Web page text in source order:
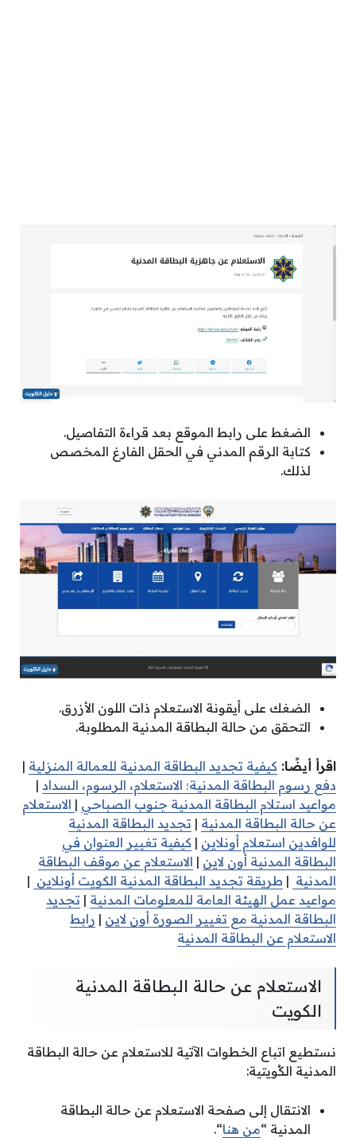
الضغط على رابط الموقع بعد قراءة التفاصيل.
كتابة الرقم المدني في الحقل الفارغ المخصص
لذلك.
الضغك على أيقونة الاستعلام ذات اللون الأزرق.
التحقق من حالة البطاقة المدنية المطلوبة.
اقرأ أيضًا: كيفية تجديد البطاقة المدنية للعمالة المنزلية |
دفع رسوم البطاقة المدنية؛ الاستعلام، الرسوم، السداد |
مواعيد استلام البطاقة المدنية جنوب الصباحي | الاستعلام
عن حالة البطاقة المدنية | تجديد البطاقة المدنية
للوافدين استعلام أونلاين | كيفية تغيير العنوان في
البطاقة المدنية أون لاين | الاستعلام عن موقف البطاقة
المدنية | طريقة تجديد البطاقة المدنية الكويت أونلاين |
مواعيد عمل الهيئة العامة للمعلومات المدنية | تجديد
البطاقة المدنية مع تغيير الصورة أون لاين | رابط
الاستعلام عن البطاقة المدنية
الاستعلام عن حالة البطاقة المدنية
الكويت
نستطيع اتباع الخطوات الآتية للاستعلام عن حالة البطاقة
المدنية الكُويتية:
الانتقال إلى صفحة الاستعلام عن حالة البطاقة
المدنية “من هنا“.